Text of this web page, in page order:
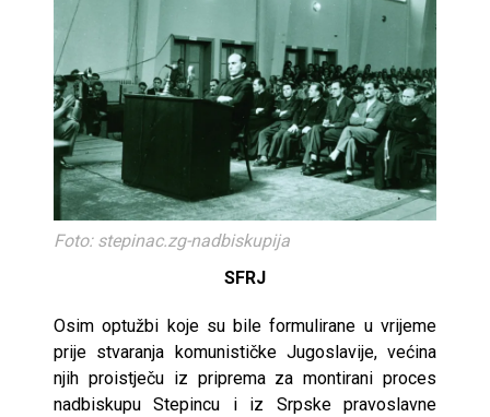
Foto: stepinac.zg-nadbiskupija
SFRJ
Osim optužbi koje su bile formulirane u vrijeme
prije stvaranja komunističke Jugoslavije, većina
njih proistječu iz priprema za montirani proces
nadbiskupu Stepincu i iz Srpske pravoslavne